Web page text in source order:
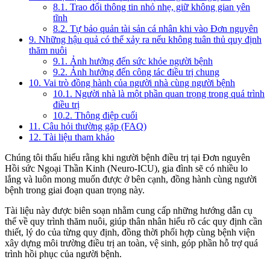
8.1. Trao đổi thông tin nhỏ nhẹ, giữ không gian yên
tĩnh
8.2. Tự bảo quản tài sản cá nhân khi vào Đơn nguyên
9. Những hậu quả có thể xảy ra nếu không tuân thủ quy định
thăm nuôi
9.1. Ảnh hưởng đến sức khỏe người bệnh
9.2. Ảnh hưởng đến công tác điều trị chung
10. Vai trò đồng hành của người nhà cùng người bệnh
10.1. Người nhà là một phần quan trọng trong quá trình
điều trị
10.2. Thông điệp cuối
11. Câu hỏi thường gặp (FAQ)
12. Tài liệu tham khảo
Chúng tôi thấu hiểu rằng khi người bệnh điều trị tại Đơn nguyên
Hồi sức Ngoại Thần Kinh (Neuro-ICU), gia đình sẽ có nhiều lo
lắng và luôn mong muốn được ở bên cạnh, đồng hành cùng người
bệnh trong giai đoạn quan trọng này.
Tài liệu này được biên soạn nhằm cung cấp những hướng dẫn cụ
thể về quy trình thăm nuôi, giúp thân nhân hiểu rõ các quy định cần
thiết, lý do của từng quy định, đồng thời phối hợp cùng bệnh viện
xây dựng môi trường điều trị an toàn, vệ sinh, góp phần hỗ trợ quá
trình hồi phục của người bệnh.